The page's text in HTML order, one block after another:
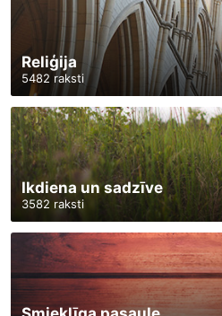
Reliģija
5482 raksti
Ikdiena un sadzīve
3582 raksti